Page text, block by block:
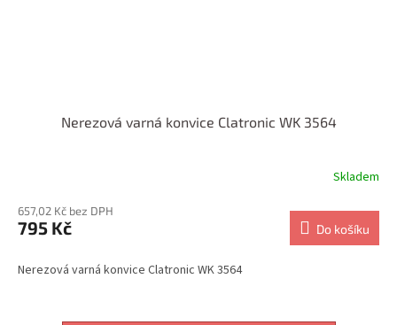
Nerezová varná konvice Clatronic WK 3564
Skladem
657,02 Kč bez DPH
795 Kč Do košíku
Nerezová varná konvice Clatronic WK 3564